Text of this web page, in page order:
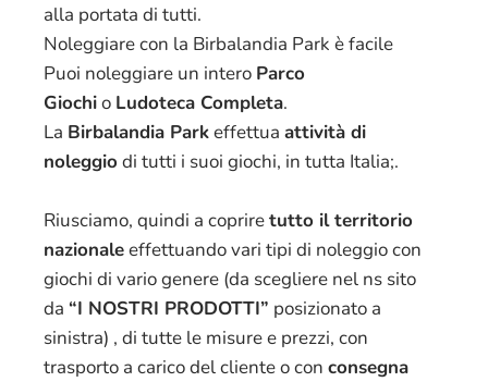
alla portata di tutti.
Noleggiare con la Birbalandia Park è facile
Puoi noleggiare un intero Parco
Giochio Ludoteca Completa.
La Birbalandia Parkeffettua attività di
noleggio di tutti i suoi giochi, in tutta Italia;.
Riusciamo, quindi a copriretutto il territorio
nazionaleeffettuando vari tipi di noleggio con
giochi di vario genere (da scegliere nel ns sito
da “I NOSTRI PRODOTTI” posizionato a
sinistra) , di tutte le misure e prezzi, con
trasporto a carico del cliente o con consegna